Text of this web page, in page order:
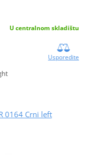
U centralnom skladištu
Usporedite
0164 Crni left